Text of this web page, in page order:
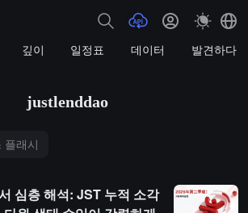
깊이 일정표 데이터 발견하다
justlenddao
플래시
심층 해석: JST 누적 소각